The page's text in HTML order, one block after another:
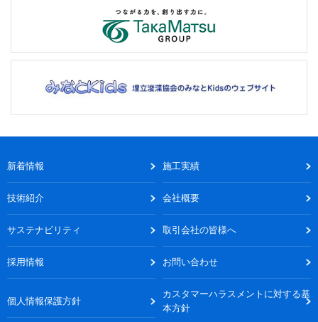
新着情報 施工実績
技術紹介 会社概要
サステナビリティ 取引会社の皆様へ
採用情報 お問い合わせ
個人情報保護方針
カスタマーハラスメントに対する基
本方針